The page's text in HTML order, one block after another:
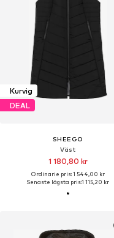
Kurvig
DEAL
SHEEGO
Väst
1 180,80 kr
Ordinarie pris: 1 544,00 kr
Senaste lägsta pris:1 115,20 kr